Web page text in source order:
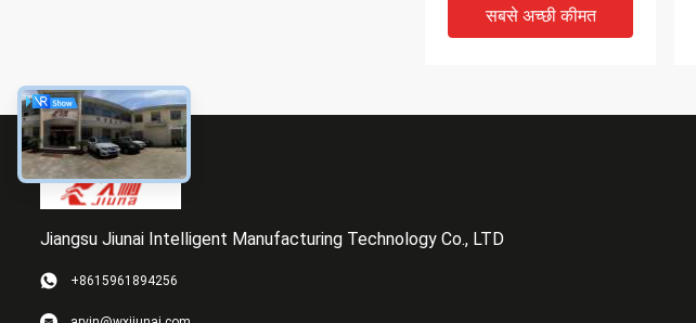
सबसे अच्छी कीमत
Jiangsu Jiunai Intelligent Manufacturing Technology Co., LTD
+8615961894256